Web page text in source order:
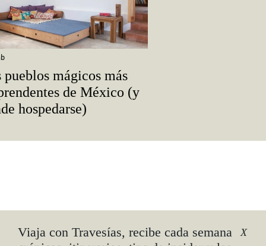
pueblos mágicos más
de México (y
hospedarse)
Viaja con Travesías, recibe cada semana
X